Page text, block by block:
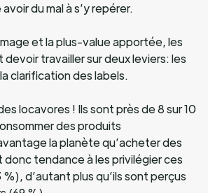
du mal à s’y repérer.
et la plus-value apportée, les
travailler sur deux leviers: les
clarification des labels.
locavores ! Ils sont près de 8 sur 10
des produits
la planète qu’acheter des
donc tendance à les privilégier ces
d’autant plus qu’ils sont perçus